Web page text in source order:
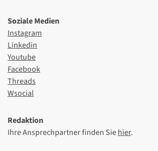
Soziale Medien
Instagram
Linkedin
Youtube
Facebook
Threads
Wsocial
Redaktion
Ihre Ansprechpartner finden Siehier.